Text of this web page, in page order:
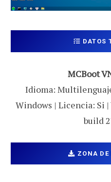
DATOS
MCBoot
Idioma: Multilenguaje
Windows | Licencia: Si
build
ZONA DE